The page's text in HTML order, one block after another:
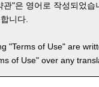
관"은 영어로 작성되었
니다.
"Terms of Use" are
of Use" over any